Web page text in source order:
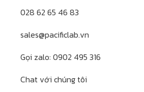
028 62 65 46 83
sales@pacificlab.vn
Gọi zalo: 0902 495 316
Chat với chúng tôi